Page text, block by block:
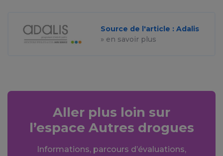
Source de l'article : Adalis
» en savoir plus
Aller plus loin sur
l’espace Autres drogues
Informations, parcours d’évaluations,